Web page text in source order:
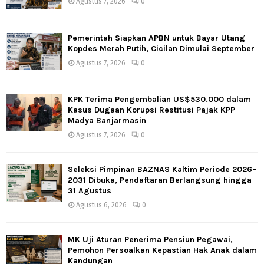
Pemerintah Siapkan APBN untuk Bayar Utang
Kopdes Merah Putih, Cicilan Dimulai September
Agustus 7, 2026 0
KPK Terima Pengembalian US$530.000 dalam
Kasus Dugaan Korupsi Restitusi Pajak KPP
Madya Banjarmasin
Agustus 7, 2026 0
Seleksi Pimpinan BAZNAS Kaltim Periode 2026–
2031 Dibuka, Pendaftaran Berlangsung hingga
31 Agustus
Agustus 6, 2026 0
MK Uji Aturan Penerima Pensiun Pegawai,
Pemohon Persoalkan Kepastian Hak Anak dalam
Kandungan